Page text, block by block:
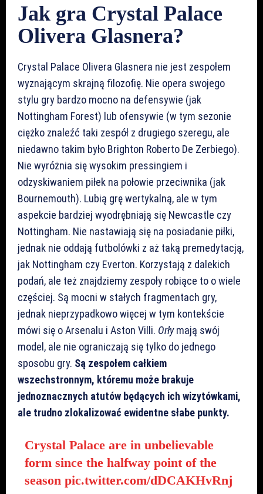
Jak gra Crystal Palace
Olivera Glasnera?
Crystal Palace Olivera Glasnera nie jest zespołem
wyznającym skrajną filozofię. Nie opera swojego
stylu gry bardzo mocno na defensywie (jak
Nottingham Forest) lub ofensywie (w tym sezonie
ciężko znaleźć taki zespół z drugiego szeregu, ale
niedawno takim było Brighton Roberto De Zerbiego).
Nie wyróżnia się wysokim pressingiem i
odzyskiwaniem piłek na połowie przeciwnika (jak
Bournemouth). Lubią grę wertykalną, ale w tym
aspekcie bardziej wyodrębniają się Newcastle czy
Nottingham. Nie nastawiają się na posiadanie piłki,
jednak nie oddają futbolówki z aż taką premedytacją,
jak Nottingham czy Everton. Korzystają z dalekich
podań, ale też znajdziemy zespoły robiące to o wiele
częściej. Są mocni w stałych fragmentach gry,
jednak nieprzypadkowo więcej w tym kontekście
mówi się o Arsenalu i Aston Villi. Orłymają swój
model, ale nie ograniczają się tylko do jednego
sposobu gry. Są zespołem całkiem
wszechstronnym, któremu może brakuje
jednoznacznych atutów będących ich wizytówkami,
ale trudno zlokalizować ewidentne słabe punkty.
Crystal Palace are in unbelievable
form since the halfway point of the
season pic.twitter.com/dDCAKHvRnj